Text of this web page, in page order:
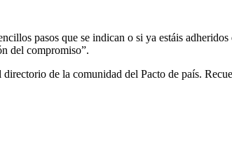
pasos que se indican o si ya estáis
del compromiso”.
de la comunidad del Pacto de país.